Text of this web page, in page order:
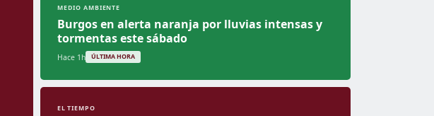
MEDIO AMBIENTE
Burgos en alerta naranja por lluvias intensas y
tormentas este sábado
Hace 1h ÚLTIMA HORA
EL TIEMPO